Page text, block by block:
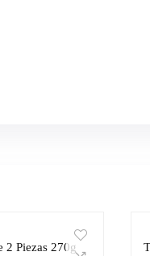
2 Piezas 270g